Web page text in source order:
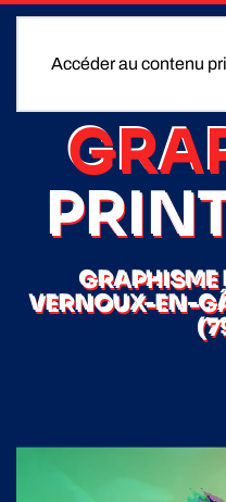
Accéder au contenu
GRAPHISME
VERNOUX-EN-